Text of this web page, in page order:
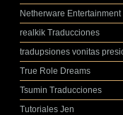
Netherware Entertainment
realkik Traducciones
tradupsiones vonitas
True Role Dreams
Tsumin Traducciones
Tutoriales Jen